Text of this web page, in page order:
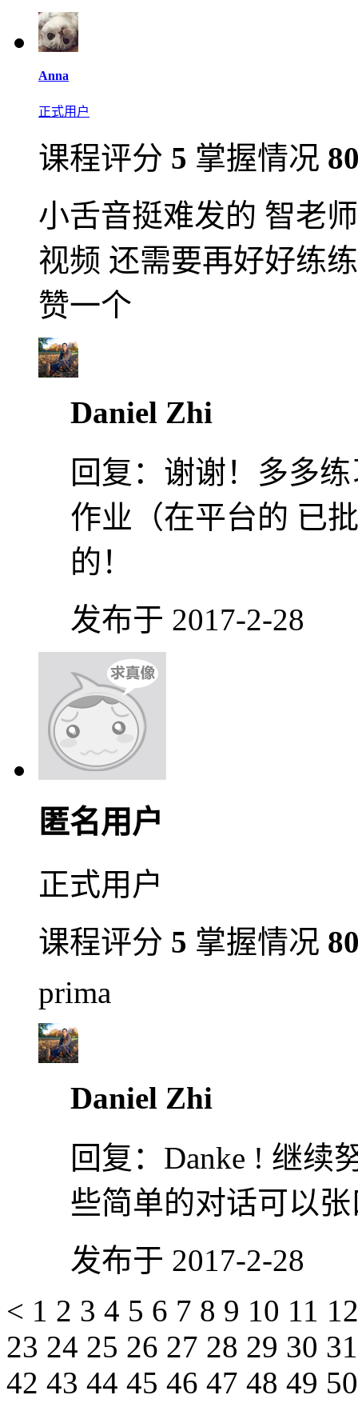
Anna
正式用户
课程评分 5 掌握情况
小舌音挺难发的 智老
视频 还需要再好好练
赞一个
Daniel Zhi
回复： 谢谢！多多
作业（在平台的 已
的！
发布于 2017-2-28
匿名用户
正式用户
课程评分 5 掌握情况
prima
Daniel Zhi
回复： Danke ! 继续
些简单的对话可以
发布于 2017-2-28
< 1 2 3 4 5 6 7 8 9 10 11
23 24 25 26 27 28 29 30
42 43 44 45 46 47 48 49